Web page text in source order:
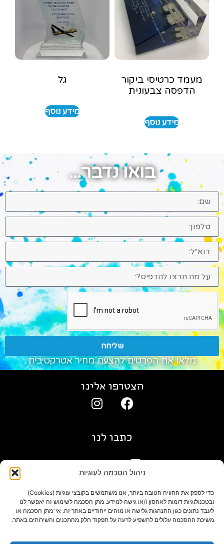
ניהול הסכמה לעוגיות
כדי לספק את החוויה הטובה ביותר, אנו משתמשים בקובצי עוגיות (Cookies)
ובטכנולוגיות דומות לאחסון ו/או גישה למידע. מתן הסכמה לשימוש זה יאפשר לנו
לעבד נתונים כגון התנהגות גלישה או מזהים ייחודיים באתר זה. אי־מתן הסכמה או
משיכת ההסכמה עלולים להשפיע לרעה על תפקוד חלק מהתכנים והשירותים באתר.
מעמד כרטיסי ביקור
הדפסה צבעונית
מידע נוסף
גל
מידע נוסף
בואו נדבר...
שליחה
מלאו את הפרטים להצעת מחיר אטרקטיבית
פרטי התקשרות
09-7412718
כתבו לנו
gil@agn.co.il
הצטרפו אלינו